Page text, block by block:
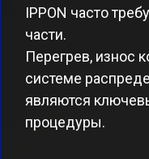
IPPON часто
части.
Перегрев, износ
системе
являются
процедуры.